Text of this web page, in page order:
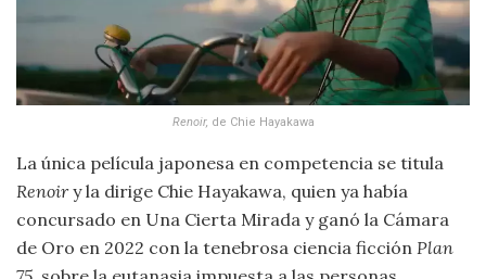
Renoir, de Chie Hayakawa
La única película japonesa en competencia se titula
Renoiry la dirige Chie Hayakawa, quien ya había
concursado en Una Cierta Mirada y ganó la Cámara
de Oro en 2022 con la tenebrosa ciencia ficción Plan